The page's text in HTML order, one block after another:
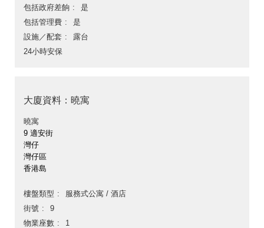
包括政府差餉
是
包括管理費
是
設施／配套
露台
24小時安保
大廈資料：曉寓
曉寓
9 適安街
灣仔
灣仔區
香港島
樓盤類型
服務式公寓 / 酒店
街號
9
物業座數
1